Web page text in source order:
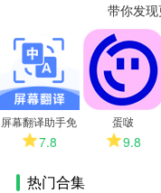
带你发
屏幕翻译助手免
费版7.8
蛋啵
9.8
热门合集